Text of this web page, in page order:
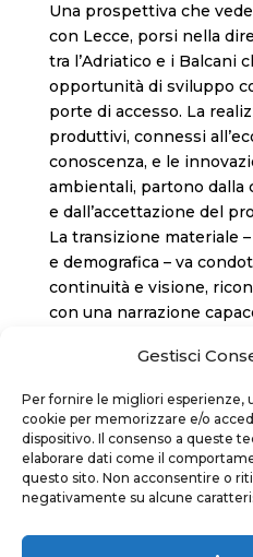
Gestisci
Per fornire le migliori esperienze,
cookie per memorizzare e/o
dispositivo. Il consenso a queste
elaborare dati come il
questo sito. Non acconsentire o
negativamente su alcune
Una prospettiva che
con Lecce, porsi nella
tra l’Adriatico e i Balcani
opportunità di sviluppo
porte di accesso. La
produttivi, connessi
conoscenza, e le
ambientali, partono dalla
e dall’accettazione del
La transizione materiale
e demografica – va
continuità e visione,
con una narrazione
dall’alto, ma nella pratica
progetto che avvicina
estensione delle stesse
contribuiranno ad una
la distanza tra decisione